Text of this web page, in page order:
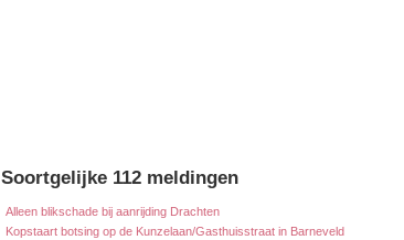
Soortgelijke 112 meldingen
Alleen blikschade bij aanrijding Drachten
Kopstaart botsing op de Kunzelaan/Gasthuisstraat in Barneveld